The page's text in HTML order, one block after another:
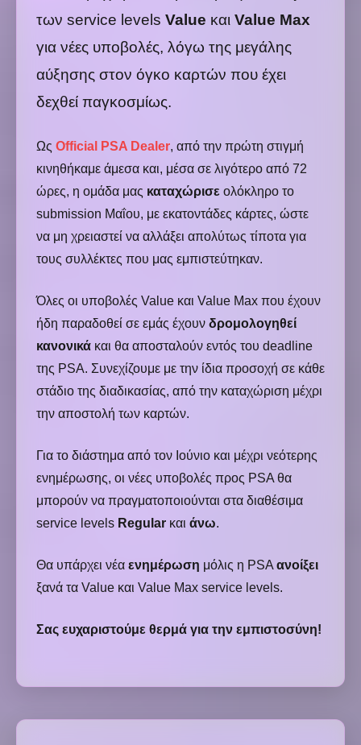
των service levels Value και Value Max
για νέες υποβολές, λόγω της μεγάλης
αύξησης στον όγκο καρτών που έχει
δεχθεί παγκοσμίως.
Ως Official PSA Dealer, από την πρώτη στιγμή
κινηθήκαμε άμεσα και, μέσα σε λιγότερο από 72
ώρες, η ομάδα μας καταχώρισε ολόκληρο το
submission Μαΐου, με εκατοντάδες κάρτες, ώστε
να μη χρειαστεί να αλλάξει απολύτως τίποτα για
τους συλλέκτες που μας εμπιστεύτηκαν.
Όλες οι υποβολές Value και Value Max που έχουν
ήδη παραδοθεί σε εμάς έχουν δρομολογηθεί
κανονικά και θα αποσταλούν εντός του deadline
της PSA. Συνεχίζουμε με την ίδια προσοχή σε κάθε
στάδιο της διαδικασίας, από την καταχώριση μέχρι
την αποστολή των καρτών.
Για το διάστημα από τον Ιούνιο και μέχρι νεότερης
ενημέρωσης, οι νέες υποβολές προς PSA θα
μπορούν να πραγματοποιούνται στα διαθέσιμα
service levels Regular και άνω.
Θα υπάρχει νέα ενημέρωση μόλις η PSA ανοίξει
ξανά τα Value και Value Max service levels.
Σας ευχαριστούμε θερμά για την εμπιστοσύνη!